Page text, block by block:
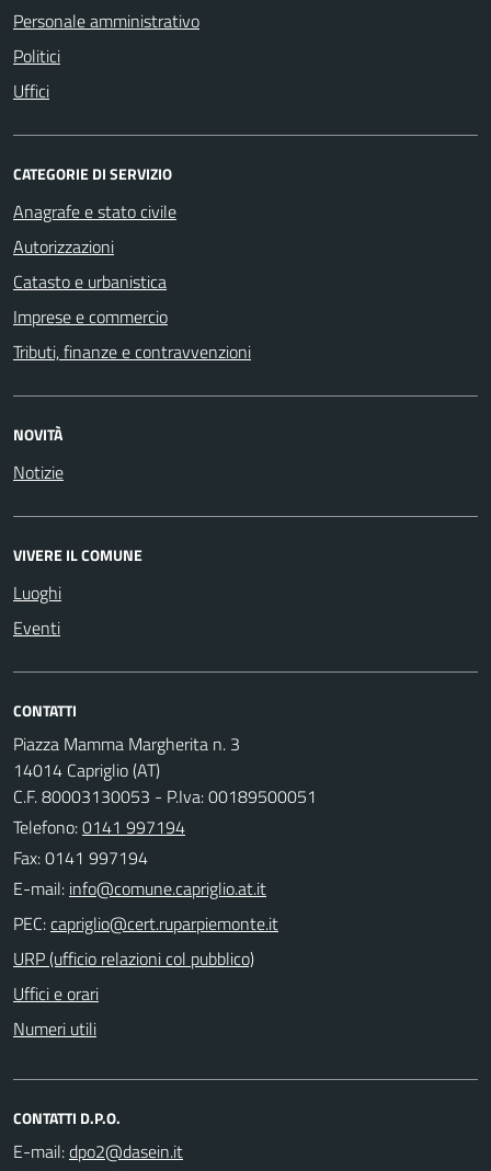
Personale amministrativo
Politici
Uffici
CATEGORIE DI SERVIZIO
Anagrafe e stato civile
Autorizzazioni
Catasto e urbanistica
Imprese e commercio
Tributi, finanze e contravvenzioni
NOVITÀ
Notizie
VIVERE IL COMUNE
Luoghi
Eventi
CONTATTI
Piazza Mamma Margherita n. 3
14014 Capriglio (AT)
C.F. 80003130053 - P.Iva: 00189500051
Telefono:0141 997194
Fax: 0141 997194
E-mail:
PEC:
URP (ufficio relazioni col pubblico)
Uffici e orari
Numeri utili
CONTATTI D.P.O.
E-mail: